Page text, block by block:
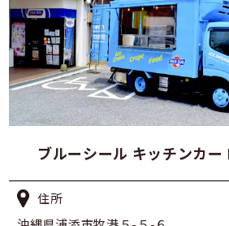
ブルーシール キッチンカー
住所